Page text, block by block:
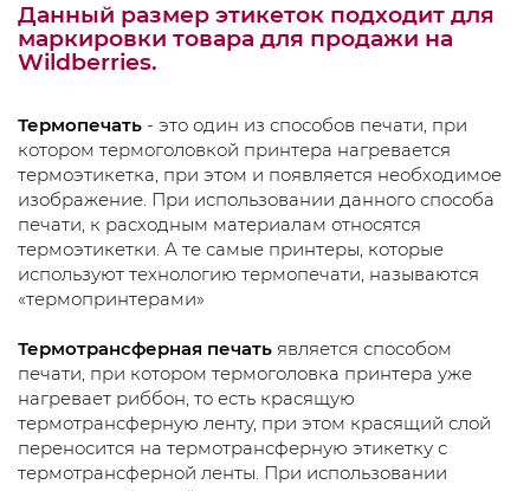
Данный размер этикеток подходит для
маркировки товара для продажи на
Wildberries.
Термопечать - это один из способов печати, при
котором термоголовкой принтера нагревается
термоэтикетка, при этом и появляется необходимое
изображение. При использовании данного способа
печати, к расходным материалам относятся
термоэтикетки. А те самые принтеры, которые
используют технологию термопечати, называются
«термопринтерами»
Термотрансферная печать является способом
печати, при котором термоголовка принтера уже
нагревает риббон, то есть красящую
термотрансферную ленту, при этом красящий слой
переносится на термотрансферную этикетку с
термотрансферной ленты. При использовании